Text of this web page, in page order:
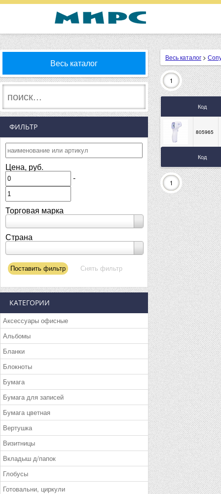
Весь каталог
ФИЛЬТР
Цена, руб.
-
Торговая марка
Страна
КАТЕГОРИИ
Аксессуары офисные
Альбомы
Бланки
Блокноты
Бумага
Бумага для записей
Бумага цветная
Вертушка
Визитницы
Вкладыш д/папок
Глобусы
Готовальни, циркули
Весь каталог >
1
Код
Код
805965
1